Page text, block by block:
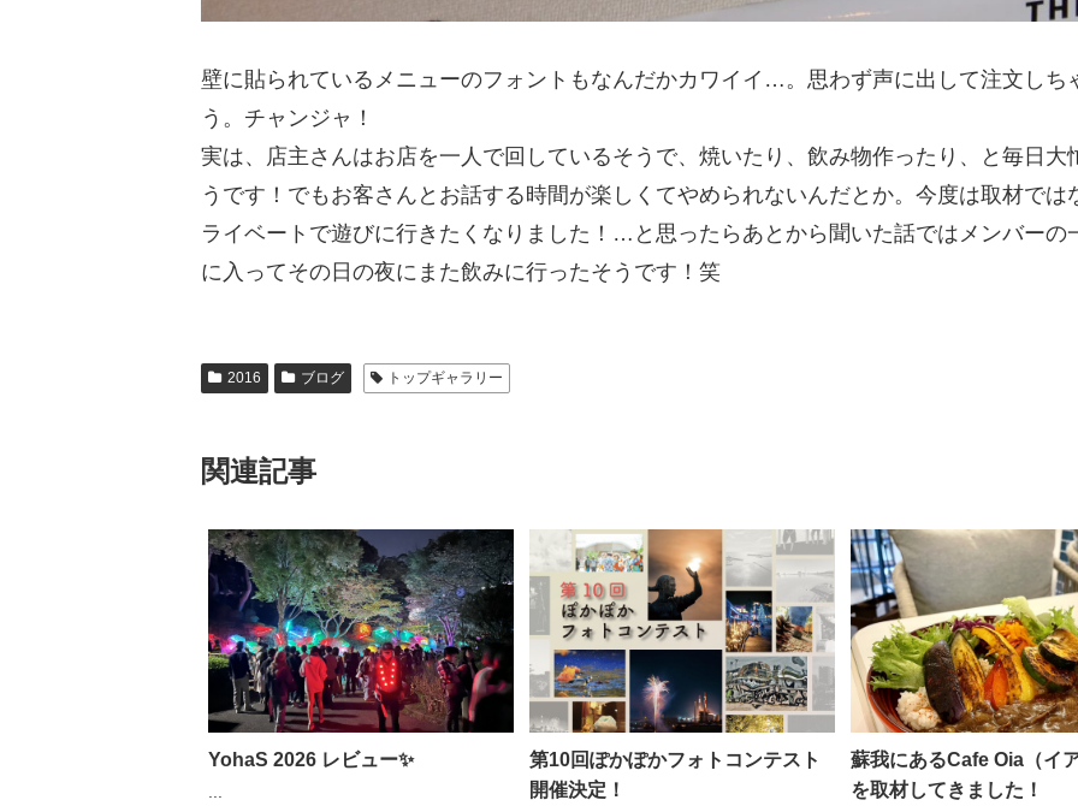
壁に貼られているメニューのフォントもなんだかカワイイ…。思わず声に出して注文しち
う。チャンジャ！
実は、店主さんはお店を一人で回しているそうで、焼いたり、飲み物作ったり、と毎日大
うです！でもお客さんとお話する時間が楽しくてやめられないんだとか。今度は取材では
ライベートで遊びに行きたくなりました！…と思ったらあとから聞いた話ではメンバーの
に入ってその日の夜にまた飲みに行ったそうです！笑
2016 ブログ トップギャラリー
関連記事
YohaS 2026 レビュー✨
第10回ぽかぽかフォトコンテスト
開催決定！
蘇我にあるCafe Oia（イ
を取材してきました！